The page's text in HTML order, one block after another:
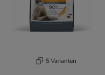
5 Varianten